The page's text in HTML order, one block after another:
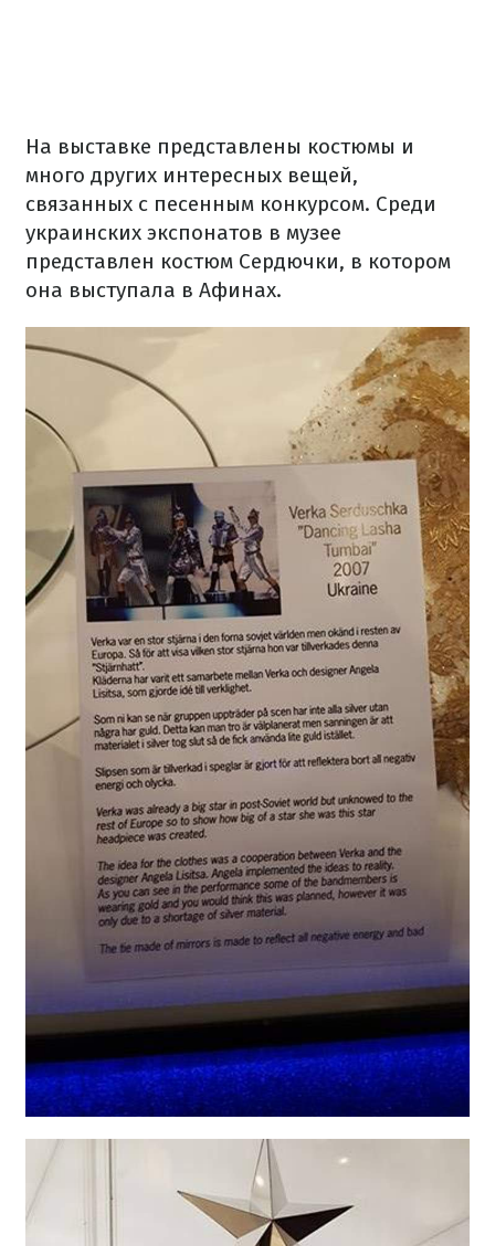
На выставке представлены костюмы и
много других интересных вещей,
связанных с песенным конкурсом. Среди
украинских экспонатов в музее
представлен костюм Сердючки, в котором
она выступала в Афинах.